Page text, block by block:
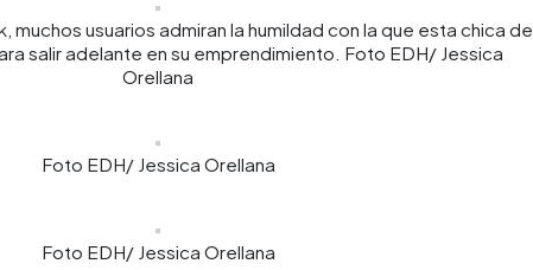
muchos usuarios admiran la humildad con la que esta chica de
salir adelante en su emprendimiento. Foto EDH/ Jessica
Orellana
Foto EDH/ Jessica Orellana
Foto EDH/ Jessica Orellana